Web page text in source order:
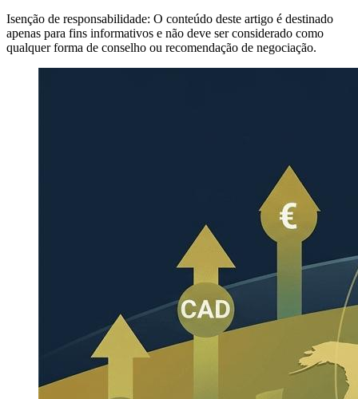
Isenção de responsabilidade: O conteúdo deste artigo é destinado
apenas para fins informativos e não deve ser considerado como
qualquer forma de conselho ou recomendação de negociação.